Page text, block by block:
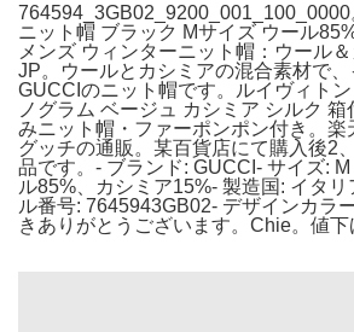
ニット帽 ブラック Mサイズ ウール
メンズ ウィンターニット帽：ウール
JP。ウールとカシミアの混合素材で
GUCCIのニット帽です。ルイヴィト
ノグラム ベージュ カシミア シルク
みニット帽・ファーポンポン付き。楽
グッチの通販。某百貨店にて購入後2
品です。- ブランド: GUCCI- サイズ:
ル85%、カシミア15%- 製造国: イタ
ル番号: 7645943GB02- デザインカラ
きありがとうございます。Chie。値